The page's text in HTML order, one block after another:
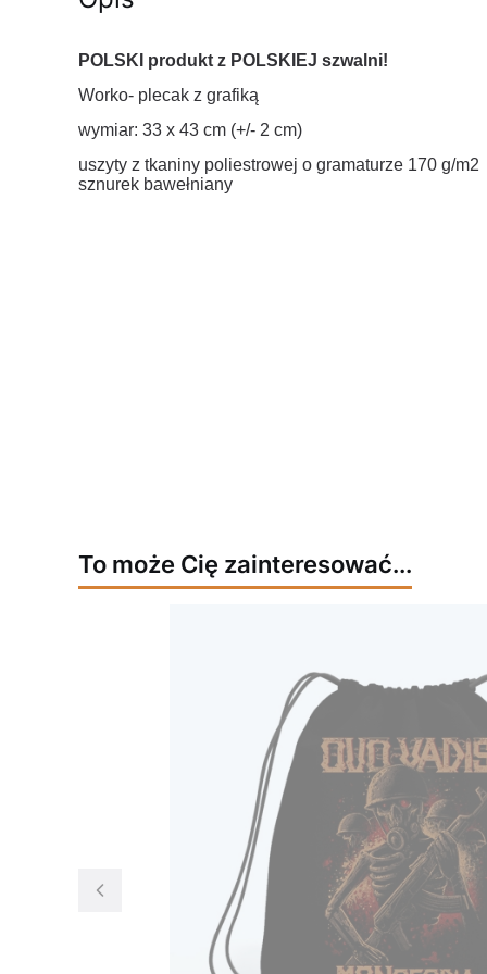
POLSKI produkt z POLSKIEJ szwalni!
Worko- plecak z grafiką
wymiar: 33 x 43 cm (+/- 2 cm)
uszyty z tkaniny poliestrowej o gramaturze 170 g/m2
sznurek bawełniany
To może Cię zainteresować...